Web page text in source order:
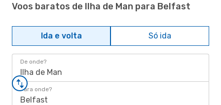
Voos baratos de Ilha de Man para Belfast
Ida e volta Só ida
De onde?
Ilha de Man
Para onde?
Belfast